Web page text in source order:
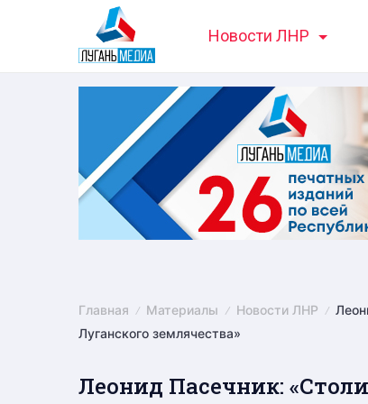
Новости ЛНР
Главная Материалы Новости ЛНР
Луганского землячества»
Леонид Пасечник: